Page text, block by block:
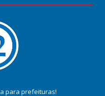
para prefeituras!